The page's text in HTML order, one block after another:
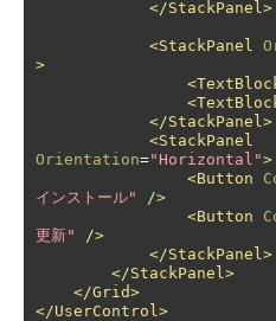
</StackPanel>
<StackPanel
>
</StackPanel>
<StackPanel
Orientation="Horizontal">
<Button
インストール"
/>
<Button
更新"
/>
</StackPanel>
</StackPanel>
</Grid>
</UserControl>